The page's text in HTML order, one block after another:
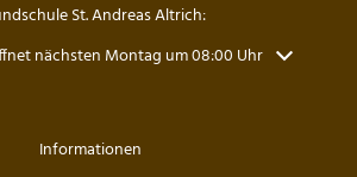
amtierende Vizeweltmeister im
2026
St. Andreas Altrich:
Öffnungs- oder Schließzeiten auszublenden
nächsten Montag um 08:00 Uhr
Informationen